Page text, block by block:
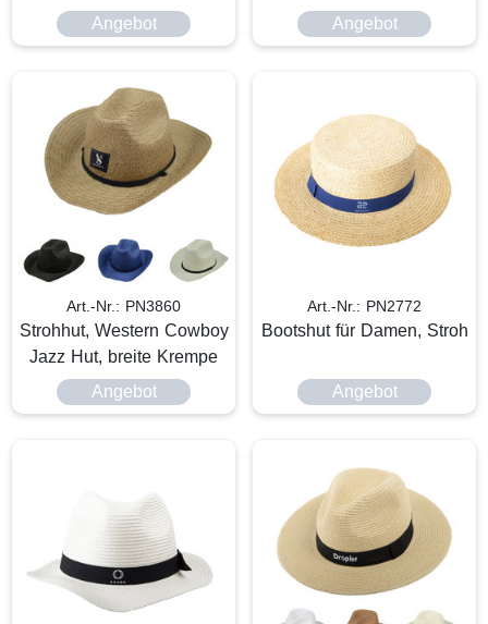
Angebot
Angebot
Art.-Nr.: PN3860
Strohhut, Western Cowboy
Jazz Hut, breite Krempe
Angebot
Art.-Nr.: PN2772
Bootshut für Damen, Stroh
Angebot